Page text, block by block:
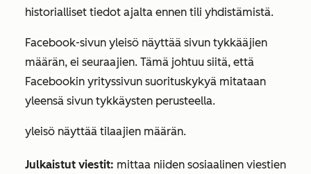
historialliset tiedot ajalta ennen tili yhdistämistä.
Facebook-sivun yleisö näyttää sivun tykkääjien
määrän, ei seuraajien. Tämä johtuu siitä, että
Facebookin yrityssivun suorituskykyä mitataan
yleensä sivun tykkäysten perusteella.
yleisö näyttää tilaajien määrän.
Julkaistut viestit: mittaa niiden sosiaalinen viestien